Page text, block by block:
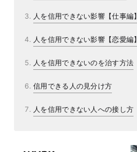
人を信用できない影響【仕事編】
人を信用できない影響【恋愛編】
人を信用できないのを治す方法
信用できる人の見分け方
人を信用できない人への接し方